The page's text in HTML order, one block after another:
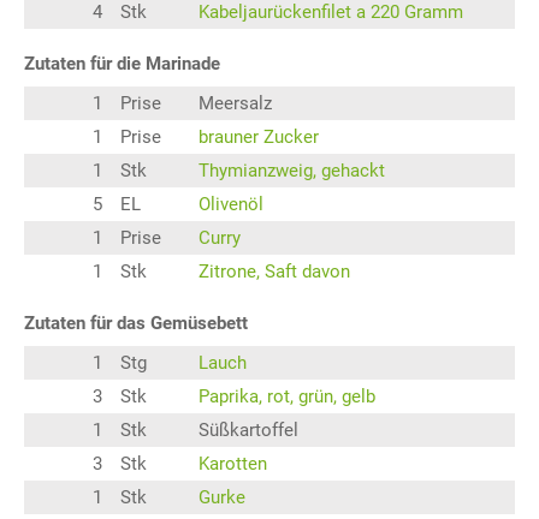
4 Stk Kabeljaurückenfilet a 220 Gramm
Zutaten für die Marinade
1
Prise
Meersalz
1
Prise
brauner Zucker
1
Stk
Thymianzweig, gehackt
5
EL
Olivenöl
1
Prise
Curry
1
Stk Zitrone, Saft davon
Zutaten für das Gemüsebett
1
Stg
Lauch
3
Stk
Paprika, rot, grün, gelb
1
Stk
Süßkartoffel
3
Stk
Karotten
1
Stk
Gurke